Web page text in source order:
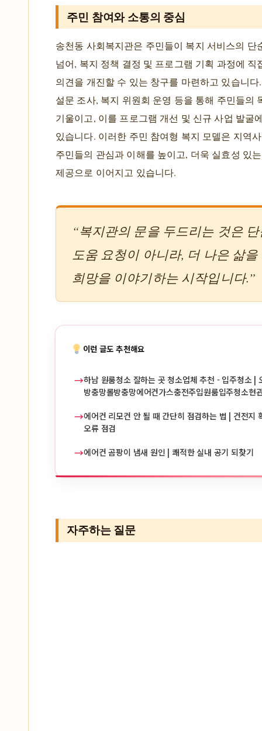
주민 참여와 소통의 중심
송천동 사회복지관은 주민들이 복지 서비스의 단
넘어, 복지 정책 결정 및 프로그램 기획 과정에 직
의견을 개진할 수 있는 창구를 마련하고 있습니
설문 조사, 복지 위원회 운영 등을 통해 주민들의
기울이고, 이를 프로그램 개선 및 신규 사업 발굴
있습니다. 이러한 주민 참여형 복지 모델은 지역
주민들의 관심과 이해를 높이고, 더욱 실효성 있
제공으로 이어지고 있습니다.
“복지관의 문을 두드리는 것은
도움 요청이 아니라, 더 나은 삶을
희망을 이야기하는 시작입니다.”
이런 글도 추천해요
→하남 원룸청소 잘하는 곳 청소업체 추천 - 입주청소 |
방충망롤방충망에어컨가스충전주입원룸입주청소현
→에어컨 리모컨 안 될 때 간단히 점검하는 법 | 건전지
오류 점검
→에어컨 곰팡이 냄새 원인 | 쾌적한 실내 공기 되찾기
자주하는 질문